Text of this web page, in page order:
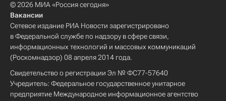
© 2026 МИА «Россия сегодня»
Вакансии
Сетевое издание РИА Новости зарегистрировано
в Федеральной службе по надзору в сфере связи,
информационных технологий и массовых коммуникаций
(Роскомнадзор) 08 апреля 2014 года.
Свидетельство о регистрации Эл № ФС77-57640
Учредитель: Федеральное государственное унитарное
предприятие Международное информационное агентство